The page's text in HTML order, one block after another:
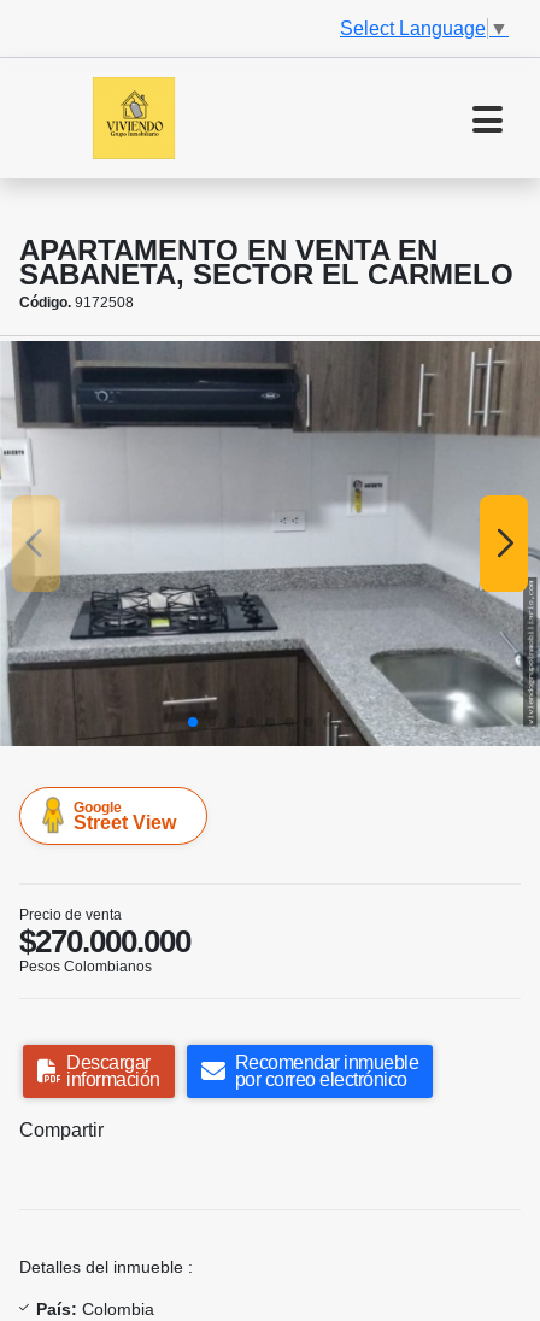
Select Language ▼
APARTAMENTO EN VENTA EN
SABANETA, SECTOR EL CARMELO
Código. 9172508
Google
Street View
Precio de venta
$270.000.000
Pesos Colombianos
Descargar
información
Recomendar inmueble
por correo electrónico
Compartir
Detalles del inmueble :
País: Colombia